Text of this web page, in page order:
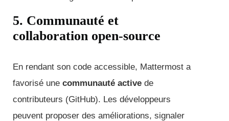
5. Communauté et
collaboration open-source
En rendant son code accessible, Mattermost a
favorisé une communauté active de
contributeurs (GitHub). Les développeurs
peuvent proposer des améliorations, signaler